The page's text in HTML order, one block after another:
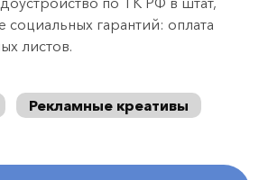
гарантий: оплата
листов.
Рекламные креативы